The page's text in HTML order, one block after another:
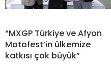
“MXGP Türkiye ve Afyon
Motofest’in ülkemize
katkısı çok büyük”